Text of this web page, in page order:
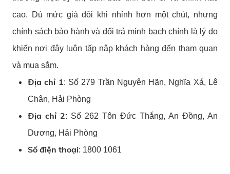
cao. Dù mức giá đôi khi nhỉnh hơn một chút, nhưng
chính sách bảo hành và đổi trả minh bạch chính là lý do
khiến nơi đây luôn tấp nập khách hàng đến tham quan
và mua sắm.
Địa chỉ 1: Số 279 Trần Nguyên Hãn, Nghĩa Xá, Lê
Chân, Hải Phòng
Địa chỉ 2: Số 262 Tôn Đức Thắng, An Đồng, An
Dương, Hải Phòng
Số điện thoại: 1800 1061